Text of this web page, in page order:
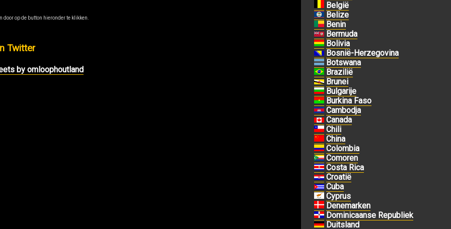
op de button hieronder te klikken.
Twitter
by omloophoutland
België
Belize
Benin
Bermuda
Bolivia
Bosnië-Herzegovina
Botswana
Brazilië
Brunei
Bulgarije
Burkina Faso
Cambodja
Canada
Chili
China
Colombia
Comoren
Costa Rica
Croatië
Cuba
Cyprus
Denemarken
Dominicaanse Republiek
Duitsland